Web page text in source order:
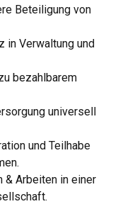
Beteiligung von
in Verwaltung und
bezahlbarem
universell
und Teilhabe
& Arbeiten in einer